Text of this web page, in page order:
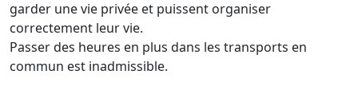
garder une vie privée et puissent organiser
correctement leur vie.
Passer des heures en plus dans les transports en
commun est inadmissible.